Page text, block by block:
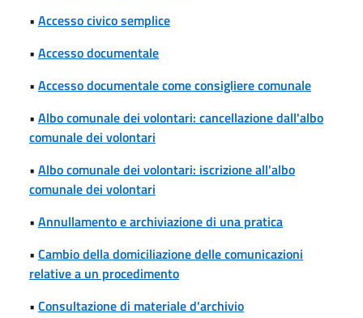
• Accesso civico semplice
• Accesso documentale
• Accesso documentale come consigliere comunale
• Albo comunale dei volontari: cancellazione dall'albo
comunale dei volontari
• Albo comunale dei volontari: iscrizione all'albo
comunale dei volontari
• Annullamento e archiviazione di una pratica
• Cambio della domiciliazione delle comunicazioni
relative a un procedimento
• Consultazione di materiale d'archivio